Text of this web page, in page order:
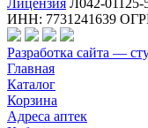
ИНН: 7731241639
Разработка сайта —
Главная
Каталог
Корзина
Адреса аптек